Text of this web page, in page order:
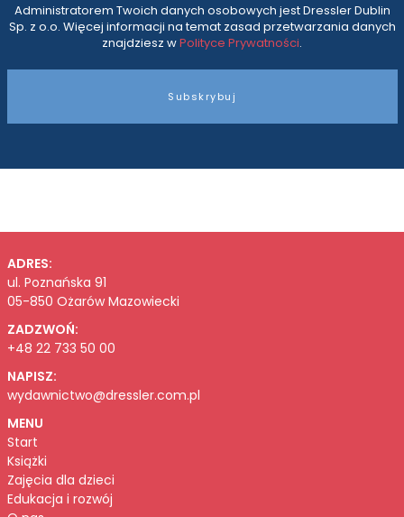
Administratorem Twoich danych osobowych jest Dressler Dublin
Sp. z o.o. Więcej informacji na temat zasad przetwarzania danych
znajdziesz wPolityce Prywatności.
Subskrybuj
ADRES:
ul. Poznańska 91
05-850 Ożarów Mazowiecki
ZADZWOŃ:
+48 22 733 50 00
NAPISZ:
wydawnictwo@dressler.com.pl
MENU
Start
Książki
Zajęcia dla dzieci
Edukacja i rozwój